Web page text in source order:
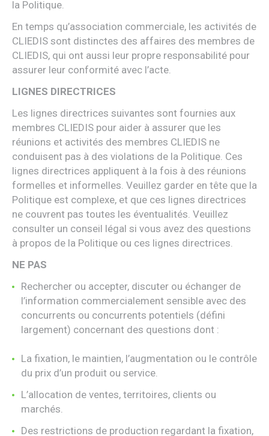
la Politique.
En temps qu’association commerciale, les activités de
CLIEDIS sont distinctes des affaires des membres de
CLIEDIS, qui ont aussi leur propre responsabilité pour
assurer leur conformité avec l’acte.
LIGNES DIRECTRICES
Les lignes directrices suivantes sont fournies aux
membres CLIEDIS pour aider à assurer que les
réunions et activités des membres CLIEDIS ne
conduisent pas à des violations de la Politique. Ces
lignes directrices appliquent à la fois à des réunions
formelles et informelles. Veuillez garder en tête que la
Politique est complexe, et que ces lignes directrices
ne couvrent pas toutes les éventualités. Veuillez
consulter un conseil légal si vous avez des questions
à propos de la Politique ou ces lignes directrices.
NE PAS
Rechercher ou accepter, discuter ou échanger de
l’information commercialement sensible avec des
concurrents ou concurrents potentiels (défini
largement) concernant des questions dont :
La fixation, le maintien, l’augmentation ou le contrôle
du prix d’un produit ou service.
L’allocation de ventes, territoires, clients ou
marchés.
Des restrictions de production regardant la fixation,